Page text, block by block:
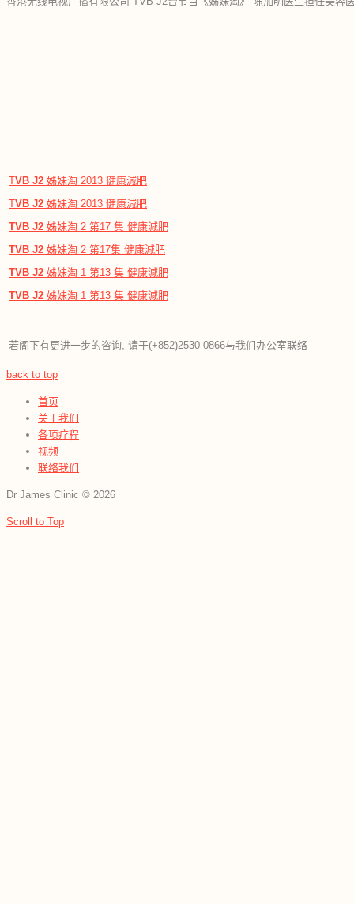
TVB J2 姊妹淘 2013 健康減肥
TVB J2 姊妹淘 2013 健康減肥
TVB J2 姊妹淘 2 第17 集 健康減肥
TVB J2 姊妹淘 2 第17集 健康減肥
TVB J2 姊妹淘 1 第13 集 健康減肥
TVB J2 姊妹淘 1 第13 集 健康減肥
若阁下有更进一步的咨询, 请于(+852)2530 0866与我们办公室联络
back to top
首页
关于我们
各项疗程
视频
联络我们
Dr James Clinic © 2026
Scroll to Top